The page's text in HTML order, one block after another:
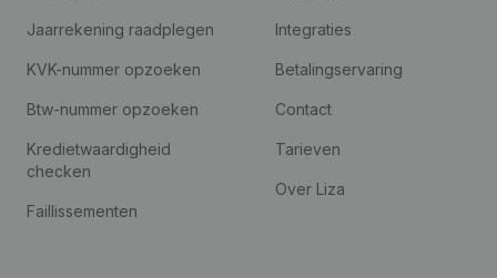
Jaarrekening raadplegen
KVK-nummer opzoeken
Btw-nummer opzoeken
Kredietwaardigheid
checken
Faillissementen
Integraties
Betalingservaring
Contact
Tarieven
Over Liza